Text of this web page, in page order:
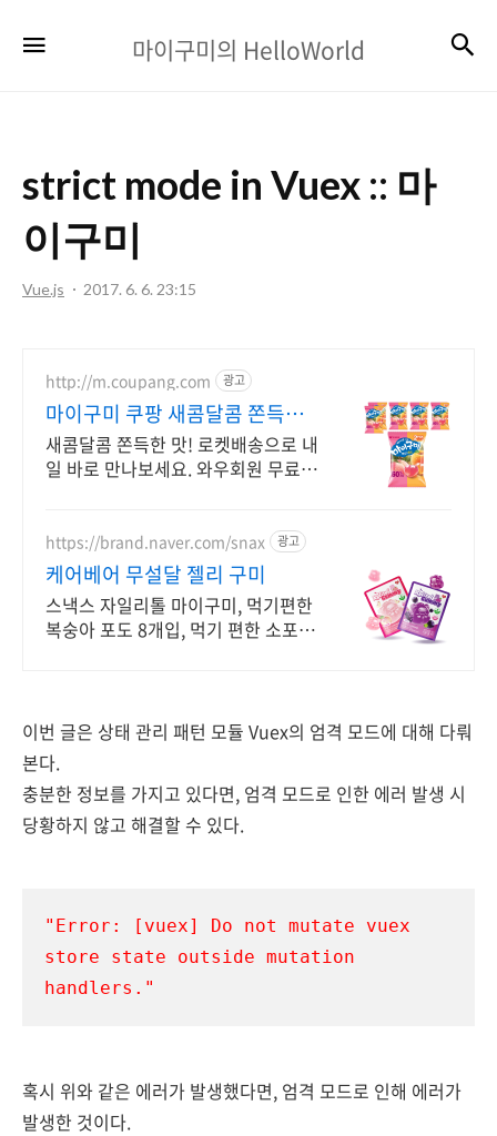
이
의
마이구미의 HelloWorld
strict mode in Vuex :: 마
이구미
Vue.js 2017. 6. 6. 23:15
http://m.coupang.com 광고
마이구미 쿠팡 새콤달콤 쫀득한
맛
새콤달콤 쫀득한 맛! 로켓배송으로 내
일 바로 만나보세요. 와우회원 무료배
https://brand.naver.com/snax 광고
케어베어 무설달 젤리 구미
스낵스 자일리톨 마이구미, 먹기편한
복숭아 포도 8개입, 먹기 편한 소포장
이번 글은 상태 관리 패턴 모듈 Vuex의 엄격 모드에 대해 다뤄
본다.
충분한 정보를 가지고 있다면, 엄격 모드로 인한 에러 발생 시
당황하지 않고 해결할 수 있다.
"Error: [vuex] Do not mutate vuex
store state outside mutation
handlers."
혹시 위와 같은 에러가 발생했다면, 엄격 모드로 인해 에러가
발생한 것이다.